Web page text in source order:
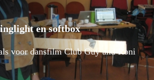
en softbox
voor dansfilm Club Guy and Roni